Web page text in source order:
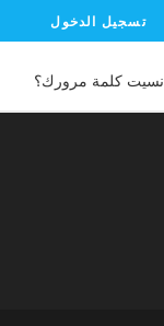
تسجيل الدخول
نسيت كلمة مرورك؟